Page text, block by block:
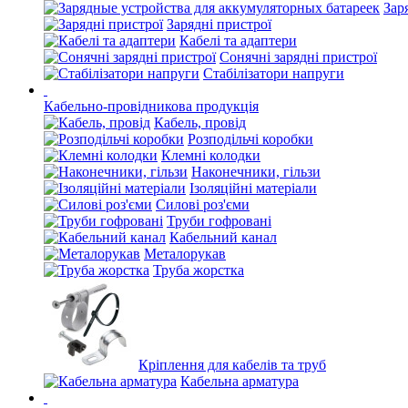
Зарядні пристрої
Кабелі та адаптери
Сонячні зарядні пристрої
Стабілізатори напруги
Кабельно-провідникова продукція
Кабель, провід
Розподільчі коробки
Клемні колодки
Наконечники, гільзи
Ізоляційні матеріали
Силові роз'єми
Труби гофровані
Кабельний канал
Металорукав
Труба жорстка
Кріплення для кабелів та труб
Кабельна арматура